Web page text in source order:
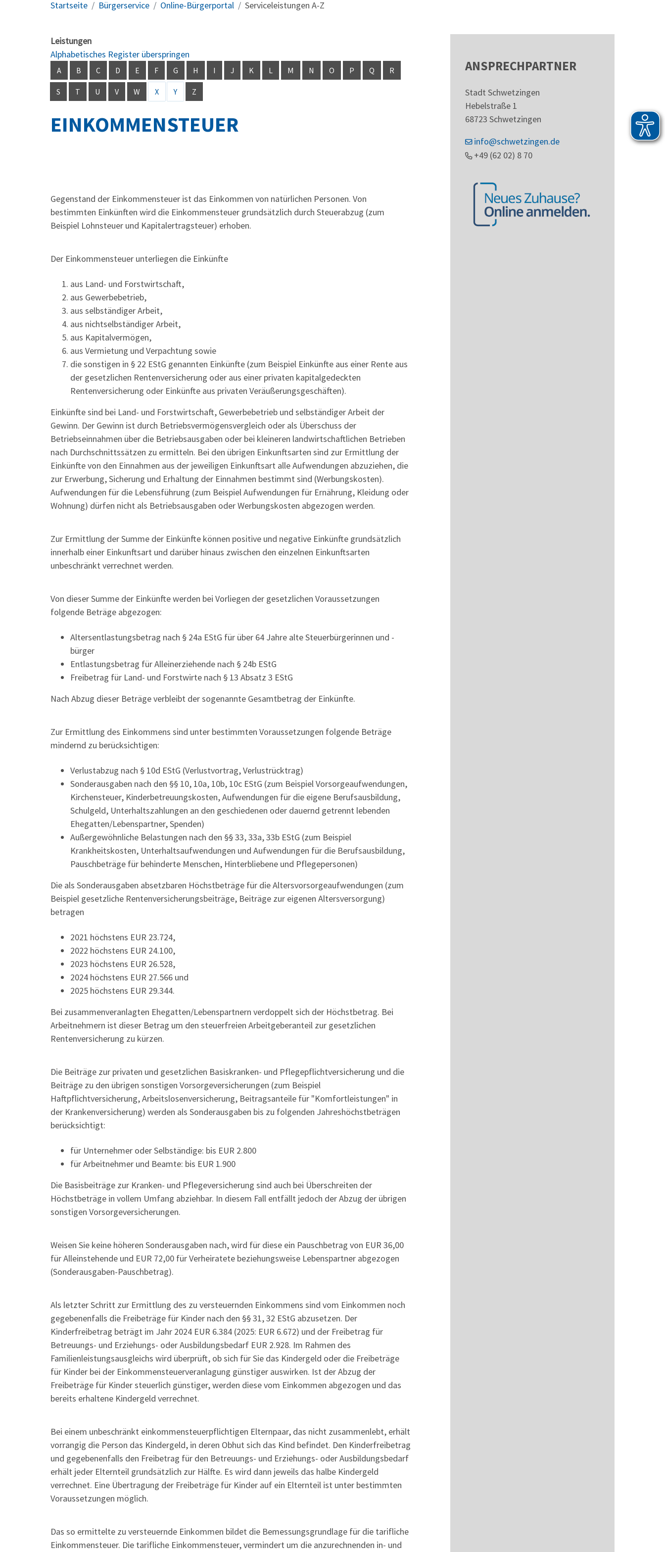
Startseite Bürgerservice Online-Bürgerportal Serviceleistungen A-Z
Leistungen
Alphabetisches Register überspringen
A B C D E F G H I J K L M N O P Q R
S T U V W X Y Z
EINKOMMENSTEUER
Gegenstand der Einkommensteuer ist das Einkommen von natürlichen Personen. Von
bestimmten Einkünften wird die Einkommensteuer grundsätzlich durch Steuerabzug (zum
Beispiel Lohnsteuer und Kapitalertragsteuer) erhoben.
Der Einkommensteuer unterliegen die Einkünfte
aus Land- und Forstwirtschaft,
aus Gewerbebetrieb,
aus selbständiger Arbeit,
aus nichtselbständiger Arbeit,
aus Kapitalvermögen,
aus Vermietung und Verpachtung sowie
die sonstigen in § 22 EStG genannten Einkünfte (zum Beispiel Einkünfte aus einer Rente aus
der gesetzlichen Rentenversicherung oder aus einer privaten kapitalgedeckten
Rentenversicherung oder Einkünfte aus privaten Veräußerungsgeschäften).
Einkünfte sind bei Land- und Forstwirtschaft, Gewerbebetrieb und selbständiger Arbeit der
Gewinn. Der Gewinn ist durch Betriebsvermögensvergleich oder als Überschuss der
Betriebseinnahmen über die Betriebsausgaben oder bei kleineren landwirtschaftlichen Betrieben
nach Durchschnittssätzen zu ermitteln. Bei den übrigen Einkunftsarten sind zur Ermittlung der
Einkünfte von den Einnahmen aus der jeweiligen Einkunftsart alle Aufwendungen abzuziehen, die
zur Erwerbung, Sicherung und Erhaltung der Einnahmen bestimmt sind (Werbungskosten).
Aufwendungen für die Lebensführung (zum Beispiel Aufwendungen für Ernährung, Kleidung oder
Wohnung) dürfen nicht als Betriebsausgaben oder Werbungskosten abgezogen werden.
Zur Ermittlung der Summe der Einkünfte können positive und negative Einkünfte grundsätzlich
innerhalb einer Einkunftsart und darüber hinaus zwischen den einzelnen Einkunftsarten
unbeschränkt verrechnet werden.
Von dieser Summe der Einkünfte werden bei Vorliegen der gesetzlichen Voraussetzungen
folgende Beträge abgezogen:
Altersentlastungsbetrag nach § 24a EStG für über 64 Jahre alte Steuerbürgerinnen und -
bürger
Entlastungsbetrag für Alleinerziehende nach § 24b EStG
Freibetrag für Land- und Forstwirte nach § 13 Absatz 3 EStG
Nach Abzug dieser Beträge verbleibt der sogenannte Gesamtbetrag der Einkünfte.
Zur Ermittlung des Einkommens sind unter bestimmten Voraussetzungen folgende Beträge
mindernd zu berücksichtigen:
Verlustabzug nach § 10d EStG (Verlustvortrag, Verlustrücktrag)
Sonderausgaben nach den §§ 10, 10a, 10b, 10c EStG (zum Beispiel Vorsorgeaufwendungen,
Kirchensteuer, Kinderbetreuungskosten, Aufwendungen für die eigene Berufsausbildung,
Schulgeld, Unterhaltszahlungen an den geschiedenen oder dauernd getrennt lebenden
Ehegatten/Lebenspartner, Spenden)
Außergewöhnliche Belastungen nach den §§ 33, 33a, 33b EStG (zum Beispiel
Krankheitskosten, Unterhaltsaufwendungen und Aufwendungen für die Berufsausbildung,
Pauschbeträge für behinderte Menschen, Hinterbliebene und Pflegepersonen)
Die als Sonderausgaben absetzbaren Höchstbeträge für die Altersvorsorgeaufwendungen (zum
Beispiel gesetzliche Rentenversicherungsbeiträge, Beiträge zur eigenen Altersversorgung)
betragen
2021 höchstens EUR 23.724,
2022 höchstens EUR 24.100,
2023 höchstens EUR 26.528,
2024 höchstens EUR 27.566 und
2025 höchstens EUR 29.344.
Bei zusammenveranlagten Ehegatten/Lebenspartnern verdoppelt sich der Höchstbetrag. Bei
Arbeitnehmern ist dieser Betrag um den steuerfreien Arbeitgeberanteil zur gesetzlichen
Rentenversicherung zu kürzen.
Die Beiträge zur privaten und gesetzlichen Basiskranken- und Pflegepflichtversicherung und die
Beiträge zu den übrigen sonstigen Vorsorgeversicherungen (zum Beispiel
Haftpflichtversicherung, Arbeitslosenversicherung, Beitragsanteile für "Komfortleistungen" in
der Krankenversicherung) werden als Sonderausgaben bis zu folgenden Jahreshöchstbeträgen
berücksichtigt:
für Unternehmer oder Selbständige: bis EUR 2.800
für Arbeitnehmer und Beamte: bis EUR 1.900
Die Basisbeiträge zur Kranken- und Pflegeversicherung sind auch bei Überschreiten der
Höchstbeträge in vollem Umfang abziehbar. In diesem Fall entfällt jedoch der Abzug der übrigen
sonstigen Vorsorgeversicherungen.
Weisen Sie keine höheren Sonderausgaben nach, wird für diese ein Pauschbetrag von EUR 36,00
für Alleinstehende und EUR 72,00 für Verheiratete beziehungsweise Lebenspartner abgezogen
(Sonderausgaben-Pauschbetrag).
Als letzter Schritt zur Ermittlung des zu versteuernden Einkommens sind vom Einkommen noch
gegebenenfalls die Freibeträge für Kinder nach den §§ 31, 32 EStG abzusetzen. Der
Kinderfreibetrag beträgt im Jahr 2024 EUR 6.384 (2025: EUR 6.672) und der Freibetrag für
Betreuungs- und Erziehungs- oder Ausbildungsbedarf EUR 2.928. Im Rahmen des
Familienleistungsausgleichs wird überprüft, ob sich für Sie das Kindergeld oder die Freibeträge
für Kinder bei der Einkommensteuerveranlagung günstiger auswirken. Ist der Abzug der
Freibeträge für Kinder steuerlich günstiger, werden diese vom Einkommen abgezogen und das
bereits erhaltene Kindergeld verrechnet.
Bei einem unbeschränkt einkommensteuerpflichtigen Elternpaar, das nicht zusammenlebt, erhält
vorrangig die Person das Kindergeld, in deren Obhut sich das Kind befindet. Den Kinderfreibetrag
und gegebenenfalls den Freibetrag für den Betreuungs- und Erziehungs- oder Ausbildungsbedarf
erhält jeder Elternteil grundsätzlich zur Hälfte. Es wird dann jeweils das halbe Kindergeld
verrechnet. Eine Übertragung der Freibeträge für Kinder auf ein Elternteil ist unter bestimmten
Voraussetzungen möglich.
Das so ermittelte zu versteuernde Einkommen bildet die Bemessungsgrundlage für die tarifliche
Einkommensteuer. Die tarifliche Einkommensteuer, vermindert um die anzurechnenden in- und
ANSPRECHPARTNER
Stadt Schwetzingen
Hebelstraße 1
68723 Schwetzingen
info@schwetzingen.de
+49 (62 02) 8 70